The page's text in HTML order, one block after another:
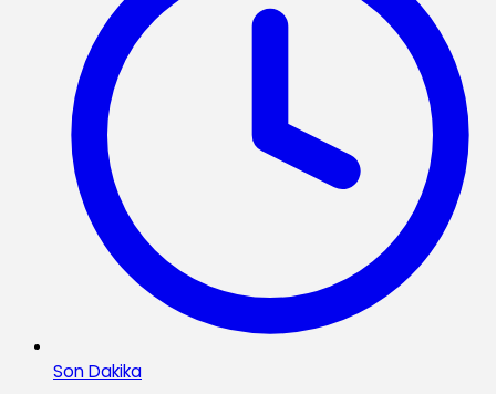
Son Dakika